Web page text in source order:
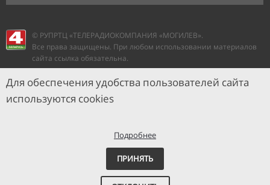
© РУПРТЦ «ТЕЛЕРАДИОКОМПАНИЯ «МОГИЛЕВ».
Все права защищены. При любом использовании материалов
сайта ссылка обязательна.
Для обеспечения удобства пользователей сайта
используются cookies
Подробнее
ПРИНЯТЬ